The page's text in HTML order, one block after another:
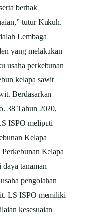
berhak
tutur Kukuh.
Lembaga
yang melakukan
usaha perkebunan
kelapa sawit
Berdasarkan
38 Tahun 2020,
ISPO meliputi
Kelapa
Kelapa
daya tanaman
pengolahan
LS ISPO memiliki
kesesuaian